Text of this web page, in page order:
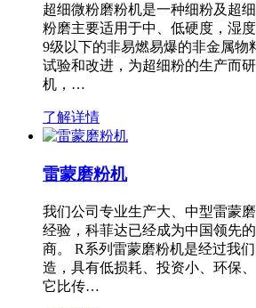
超细微粉磨粉机是一种细粉及超
粉磨主要适用于中、低硬度，湿
9级以下的非易燃易爆的非金属物
试验和改进，为超细粉的生产而
机，…
了解详情
雷蒙磨粉机
我们公司专业生产大、中型雷蒙
经验，科菲达已经成为中国领先
商。 R系列雷蒙磨粉机是经过我
造，具有低损耗、投资小、环保
它比传…